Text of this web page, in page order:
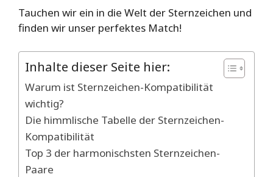
Tauchen wir ein in die Welt der Sternzeichen und
finden wir unser perfektes Match!
Inhalte dieser Seite hier:
Warum ist Sternzeichen-Kompatibilität
wichtig?
Die himmlische Tabelle der Sternzeichen-
Kompatibilität
Top 3 der harmonischsten Sternzeichen-
Paare